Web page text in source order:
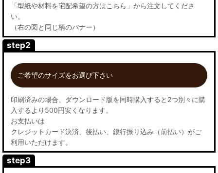
「型紙や材料を宅配希望の方はこちら」から注文してくださ
い。
（右の図と同じ柄のバナー）
step2
ご希望のサイズをお選び下さい
印刷済みの場合、ダウンロード版を同時購入すると2つ別々に購
入するより500円安くなります。
お支払いは
クレジットカード決済、後払い、銀行振り込み（前払い）がご
利用いただけます。
step3